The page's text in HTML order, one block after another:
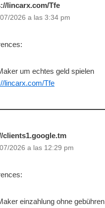
lincarx.com/Tfe
2026 a las 3:34 pm
um echtes geld spielen
lincarx.com/Tfe
clients1.google.tm
2026 a las 12:29 pm
einzahlung ohne gebühren